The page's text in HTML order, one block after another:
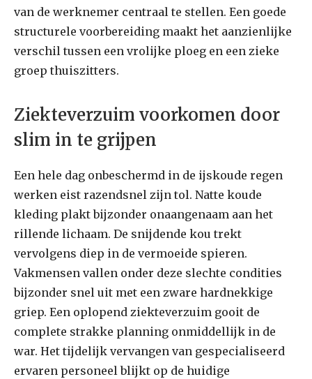
van de werknemer centraal te stellen. Een goede
structurele voorbereiding maakt het aanzienlijke
verschil tussen een vrolijke ploeg en een zieke
groep thuiszitters.
Ziekteverzuim voorkomen door
slim in te grijpen
Een hele dag onbeschermd in de ijskoude regen
werken eist razendsnel zijn tol. Natte koude
kleding plakt bijzonder onaangenaam aan het
rillende lichaam. De snijdende kou trekt
vervolgens diep in de vermoeide spieren.
Vakmensen vallen onder deze slechte condities
bijzonder snel uit met een zware hardnekkige
griep. Een oplopend ziekteverzuim gooit de
complete strakke planning onmiddellijk in de
war. Het tijdelijk vervangen van gespecialiseerd
ervaren personeel blijkt op de huidige